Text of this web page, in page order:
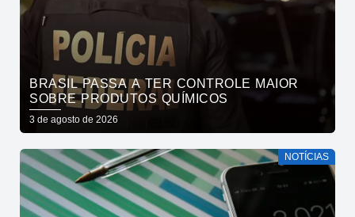
BRASIL PASSA A TER CONTROLE MAIOR
SOBRE PRODUTOS QUÍMICOS
3 de agosto de 2026
NOTÍCIAS